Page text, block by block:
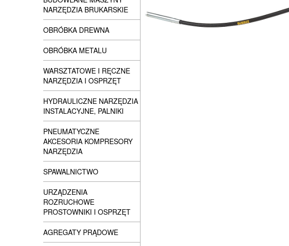
NARZĘDZIA BRUKARSKIE
OBRÓBKA DREWNA
OBRÓBKA METALU
WARSZTATOWE I RĘCZNE
NARZĘDZIA I OSPRZĘT
HYDRAULICZNE NARZĘDZIA
INSTALACYJNE, PALNIKI
PNEUMATYCZNE
AKCESORIA KOMPRESORY
NARZĘDZIA
SPAWALNICTWO
URZĄDZENIA
ROZRUCHOWE
PROSTOWNIKI I OSPRZĘT
AGREGATY PRĄDOWE